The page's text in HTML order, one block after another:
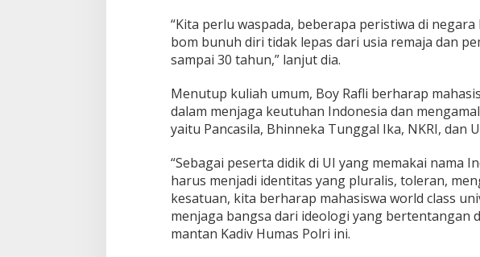
“Kita perlu waspada, beberapa peristiwa di
bom bunuh diri tidak lepas dari usia remaja dan
sampai 30 tahun,” lanjut dia.
Menutup kuliah umum, Boy Rafli berharap
dalam menjaga keutuhan Indonesia dan
yaitu Pancasila, Bhinneka Tunggal Ika, NKRI, dan
“Sebagai peserta didik di UI yang memakai nama
harus menjadi identitas yang pluralis, toleran,
kesatuan, kita berharap mahasiswa world class
menjaga bangsa dari ideologi yang bertentangan
mantan Kadiv Humas Polri ini.